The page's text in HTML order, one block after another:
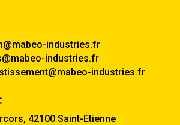
industries.fr
industries.fr
industries.fr
42100 Saint-Etienne